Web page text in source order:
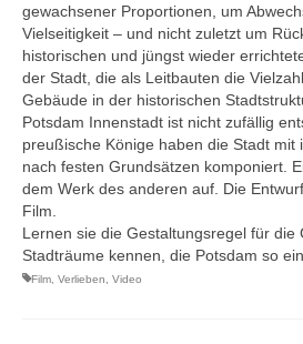
gewachsener Proportionen, um
Vielseitigkeit – und nicht zuletzt um
historischen und jüngst wieder
der Stadt, die als Leitbauten die
Gebäude in der historischen
Potsdam Innenstadt ist nicht zufällig
preußische Könige haben die Stadt mit
nach festen Grundsätzen komponiert.
dem Werk des anderen auf. Die
Film.
Lernen sie die Gestaltungsregel für die
Stadträume kennen, die Potsdam so
Film, Verlieben, Video